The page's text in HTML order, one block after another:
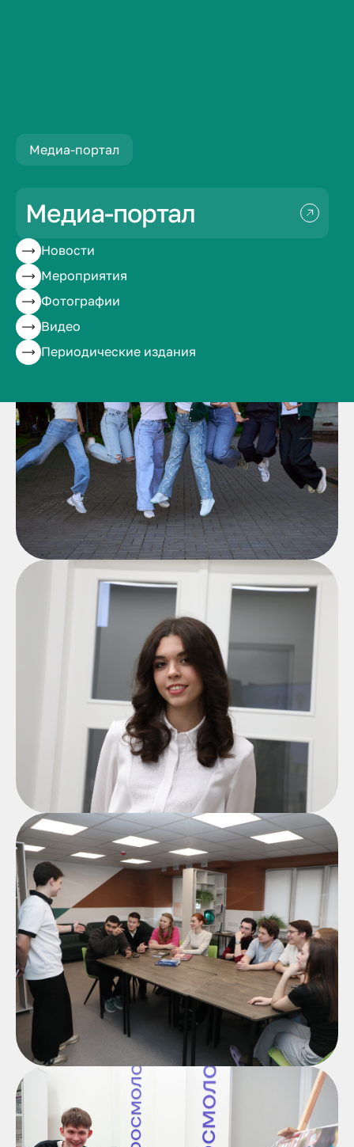
Медиа-портал
Медиа-портал
Новости
Мероприятия
Фотографии
Видео
Периодические издания
Материалы Молодежная политика
политика
10 апреля 2026